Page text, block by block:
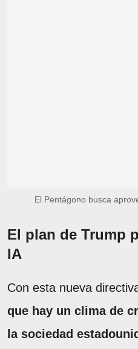
El Pentágono busca
El plan de Trump
IA
Con esta nueva
que hay un clima de
la sociedad